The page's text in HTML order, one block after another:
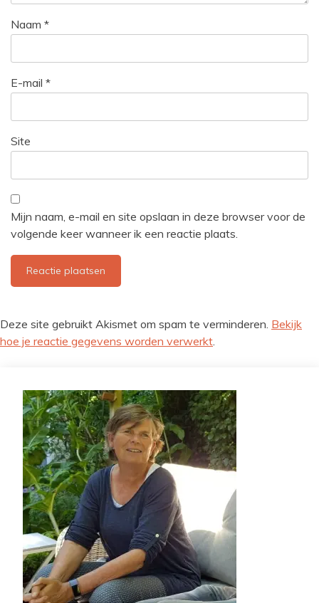
Naam *
E-mail *
Site
Mijn naam, e-mail en site opslaan in deze browser voor de
volgende keer wanneer ik een reactie plaats.
Deze site gebruikt Akismet om spam te verminderen. Bekijk
hoe je reactie gegevens worden verwerkt